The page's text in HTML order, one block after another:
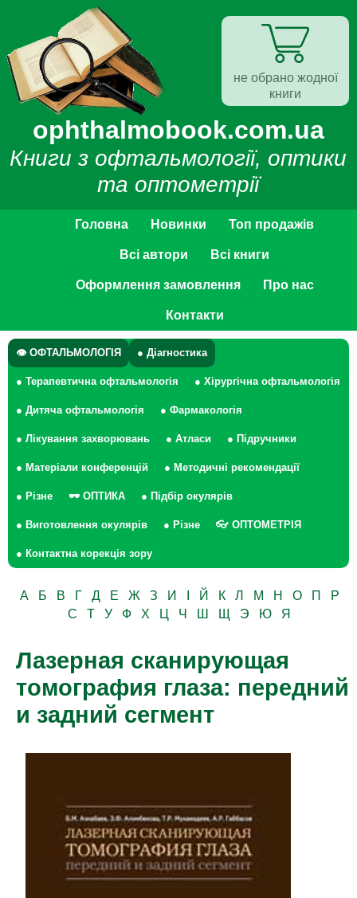
ophthalmobook.com.ua
Книги з офтальмології, оптики
та оптометрії
Головна Новинки Топ продажів
Всі автори Всі книги
Оформлення замовлення Про нас
Контакти
👁 ОФТАЛЬМОЛОГІЯ ● Діагностика
● Терапевтична офтальмологія ● Хірургічна офтальмологія
● Дитяча офтальмологія ● Фармакологія
● Лікування захворювань ● Атласи ● Підручники
● Матеріали конференцій ● Методичні рекомендації
● Різне 🕶 ОПТИКА ● Підбір окулярів
● Виготовлення окулярів ● Різне 👓 ОПТОМЕТРІЯ
● Контактна корекція зору
А Б В Г Д Е Ж З И Й К Л М Н О П
Р
С
Т У Ф Х Ц Ч Ш Щ Э Ю Я
Лазерная сканирующая
томография глаза: передний
и задний сегмент
не обрано жодної
книги